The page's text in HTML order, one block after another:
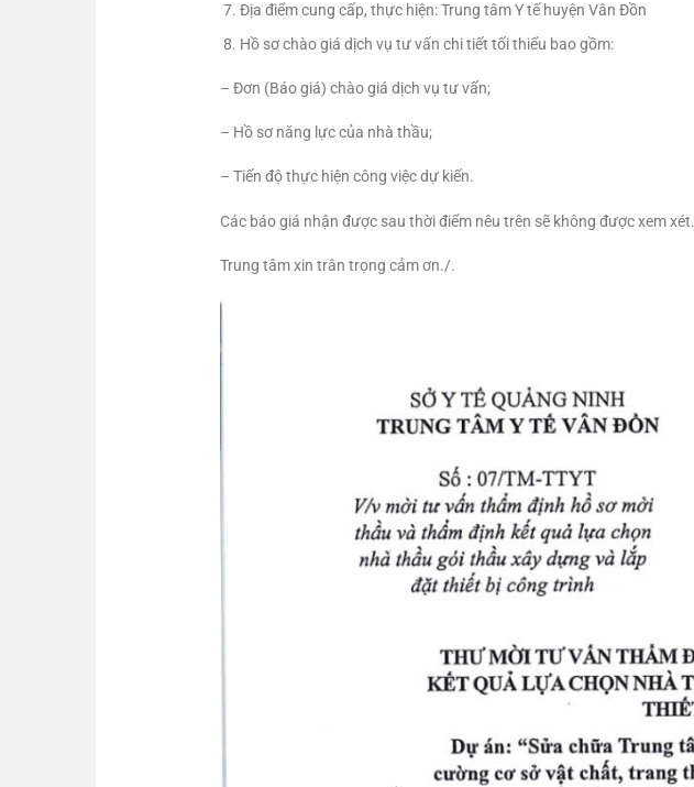
Địa điểm cung cấp, thực hiện: Trung tâm Y tế huyện Vân Đồn
Hồ sơ chào giá dịch vụ tư vấn chi tiết tối thiểu bao gồm:
– Đơn (Báo giá) chào giá dịch vụ tư vấn;
– Hồ sơ năng lực của nhà thầu;
– Tiến độ thực hiện công việc dự kiến.
Các báo giá nhận được sau thời điểm nêu trên sẽ không được xem xét.
Trung tâm xin trân trọng cảm ơn./.